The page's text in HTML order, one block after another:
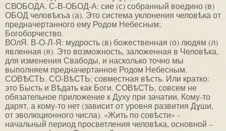
СВОБОДА. С-В-ОБОД-А: сие (с) собранный воедино (в)
ОБОД человѣкъа (а). Это система уклонения человѣка от
предначертанного ему Родом Небесным;
Богоборчество.
ВОлЯ. В-О-Л-Я: мудрость (в) божественная (о) людям (л)
явленная (я). Это возможность, заложенная в Человѣка,
для изменения Свабоды, и насколько точно мы
выполняем предначертанное Родом Небесным.
СОВѢСТЬ. СО-ВѣСТЬ: совместная вѣсть. Или кратко:
это Бысть и Вѣдать как Боги. СОВѣСТЬ, совсем не
обязательное приложение к Духу при зачатии. Кому-то
дарят, а кому-то нет (зависит от уровня развития Дɣши,
от эволюционного числа). «Жить по совѣсти» -
начальный период просветления человѣка, основной –